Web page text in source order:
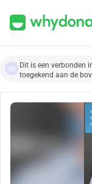
Dit is een verbonden
toegekend aan de